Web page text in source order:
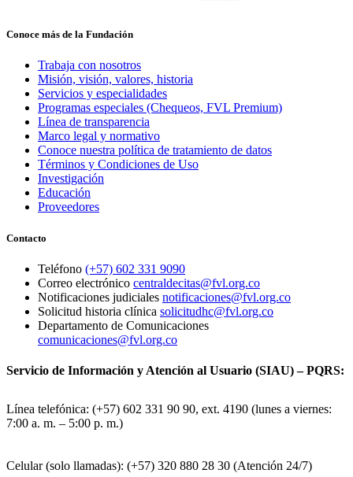
Conoce más de la Fundación
Trabaja con nosotros
Misión, visión, valores, historia
Servicios y especialidades
Programas especiales (Chequeos, FVL Premium)
Línea de transparencia
Marco legal y normativo
Conoce nuestra política de tratamiento de datos
Términos y Condiciones de Uso
Investigación
Educación
Proveedores
Contacto
Teléfono (+57) 602 331 9090
Correo electrónico centraldecitas@fvl.org.co
Notificaciones judiciales notificaciones@fvl.org.co
Solicitud historia clínica solicitudhc@fvl.org.co
Departamento de Comunicaciones
comunicaciones@fvl.org.co
Servicio de Información y Atención al Usuario (SIAU) – PQRS:
Línea telefónica: (+57) 602 331 90 90, ext. 4190 (lunes a viernes:
7:00 a. m. – 5:00 p. m.)
Celular (solo llamadas): (+57) 320 880 28 30 (Atención 24/7)